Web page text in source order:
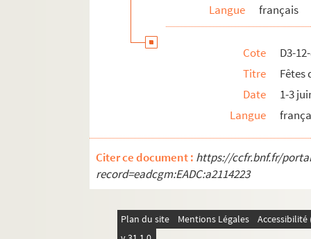
Langue
français
Cote
D3-
Titre
Fêtes
Date
1-3
Langue
Citer ce document : https://ccfr.bnf.fr/
record=eadcgm:EADC:a2114223
Plan du site Mentions Légales